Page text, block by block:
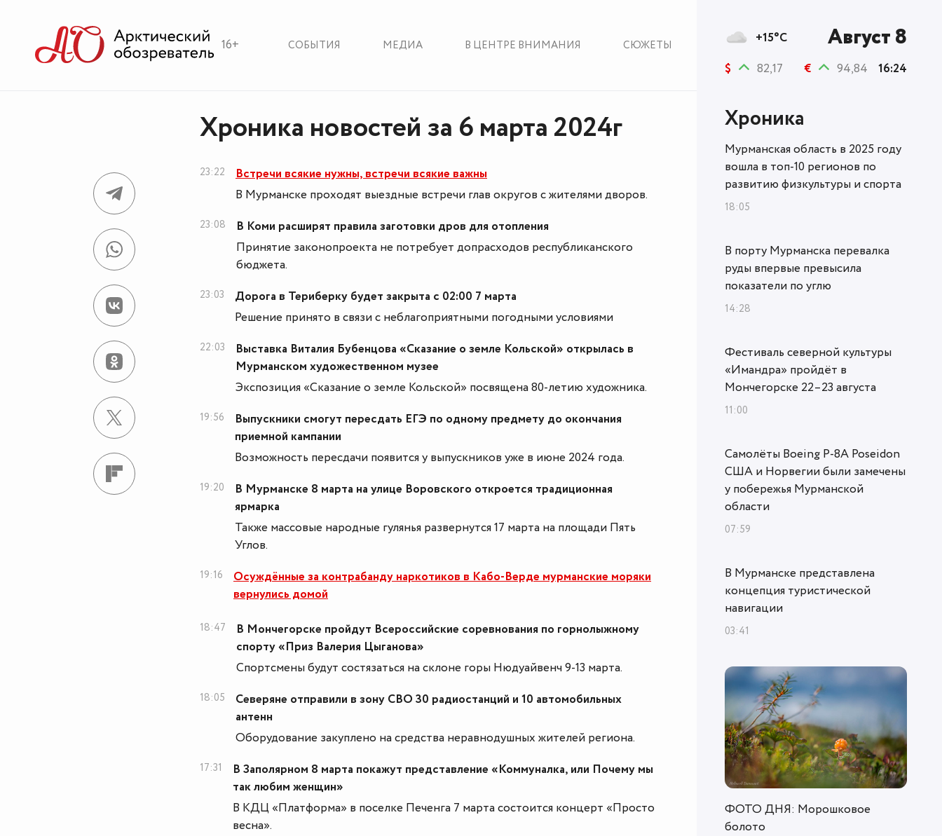
16+ СОБЫТИЯ МЕДИА В ЦЕНТРЕ ВНИМАНИЯ СЮЖЕТЫ
Хроника новостей за 6 марта 2024г
23:22
Встречи всякие нужны, встречи всякие важны
В Мурманске проходят выездные встречи глав округов с жителями дворов.
23:08
В Коми расширят правила заготовки дров для отопления
Принятие законопроекта не потребует допрасходов республиканского
бюджета.
23:03
Дорога в Териберку будет закрыта с 02:00 7 марта
Решение принято в связи с неблагоприятными погодными условиями
22:03
Выставка Виталия Бубенцова «Сказание о земле Кольской» открылась в
Мурманском художественном музее
Экспозиция «Сказание о земле Кольской» посвящена 80-летию художника.
19:56
Выпускники смогут пересдать ЕГЭ по одному предмету до окончания
приемной кампании
Возможность пересдачи появится у выпускников уже в июне 2024 года.
19:20
В Мурманске 8 марта на улице Воровского откроется традиционная
ярмарка
Также массовые народные гулянья развернутся 17 марта на площади Пять
Углов.
19:16
Осуждённые за контрабанду наркотиков в Кабо-Верде мурманские моряки
вернулись домой
18:47
В Мончегорске пройдут Всероссийские соревнования по горнолыжному
спорту «Приз Валерия Цыганова»
Спортсмены будут состязаться на склоне горы Нюдуайвенч 9-13 марта.
18:05
Северяне отправили в зону СВО 30 радиостанций и 10 автомобильных
антенн
Оборудование закуплено на средства неравнодушных жителей региона.
17:31
В Заполярном 8 марта покажут представление «Коммуналка, или Почему мы
так любим женщин»
В КДЦ «Платформа» в поселке Печенга 7 марта состоится концерт «Просто
весна».
+15°C Август 8
$ 82,17 € 94,84 16:24
Хроника
Мурманская область в 2025 году
вошла в топ‑10 регионов по
развитию физкультуры и спорта
18:05
В порту Мурманска перевалка
руды впервые превысила
показатели по углю
14:28
Фестиваль северной культуры
«Имандра» пройдёт в
Мончегорске 22–23 августа
11:00
Самолёты Boeing P-8A Poseidon
США и Норвегии были замечены
у побережья Мурманской
области
07:59
В Мурманске представлена
концепция туристической
навигации
03:41
ФОТО ДНЯ: Морошковое
болото